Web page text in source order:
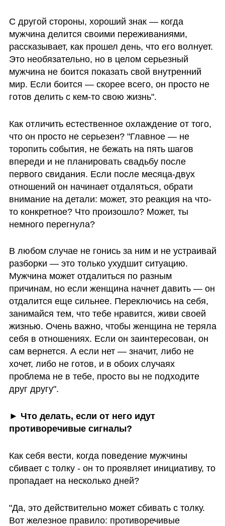
С другой стороны, хороший знак — когда
мужчина делится своими переживаниями,
рассказывает, как прошел день, что его волнует.
Это необязательно, но в целом серьезный
мужчина не боится показать свой внутренний
мир. Если боится — скорее всего, он просто не
готов делить с кем-то свою жизнь".
Как отличить естественное охлаждение от того,
что он просто не серьезен? "Главное — не
торопить события, не бежать на пять шагов
впереди и не планировать свадьбу после
первого свидания. Если после месяца-двух
отношений он начинает отдаляться, обрати
внимание на детали: может, это реакция на что-
то конкретное? Что произошло? Может, ты
немного перегнула?
В любом случае не гонись за ним и не устраивай
разборки — это только ухудшит ситуацию.
Мужчина может отдалиться по разным
причинам, но если женщина начнет давить — он
отдалится еще сильнее. Переключись на себя,
занимайся тем, что тебе нравится, живи своей
жизнью. Очень важно, чтобы женщина не теряла
себя в отношениях. Если он заинтересован, он
сам вернется. А если нет — значит, либо не
хочет, либо не готов, и в обоих случаях
проблема не в тебе, просто вы не подходите
друг другу".
► Что делать, если от него идут
противоречивые сигналы?
Как себя вести, когда поведение мужчины
сбивает с толку - он то проявляет инициативу, то
пропадает на несколько дней?
"Да, это действительно может сбивать с толку.
Вот железное правило: противоречивые